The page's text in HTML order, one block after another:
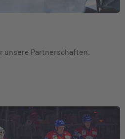
unsere Partnerschaften.
erfahren